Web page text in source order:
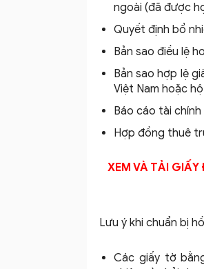
ngoài (đã được
Quyết định bổ
Bản sao điều lệ
Bản sao hợp lệ
Việt Nam hoặc
Báo cáo tài
Hợp đồng thuê
XEM VÀ TẢI GIẤY
Lưu ý khi chuẩn bị
Các giấy tờ